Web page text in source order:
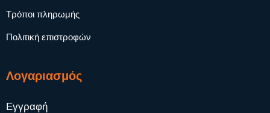
Τρόποι πληρωμής
Πολιτική επιστροφών
Λογαριασμός
Εγγραφή